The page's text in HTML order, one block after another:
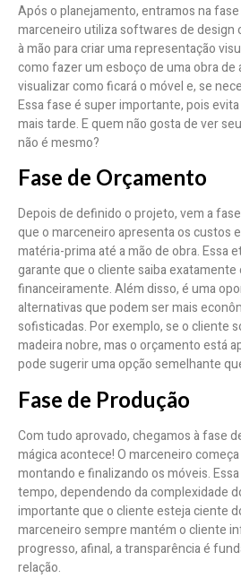
Após o planejamento, entramos na
marceneiro utiliza softwares de design
à mão para criar uma representação
como fazer um esboço de uma obra de
visualizar como ficará o móvel e, se
Essa fase é super importante, pois
mais tarde. E quem não gosta de ver
não é mesmo?
Fase de Orçamento
Depois de definido o projeto, vem a
que o marceneiro apresenta os custos
matéria-prima até a mão de obra. Essa
garante que o cliente saiba exatamente
financeiramente. Além disso, é uma
alternativas que podem ser mais
sofisticadas. Por exemplo, se o cliente
madeira nobre, mas o orçamento está
pode sugerir uma opção semelhante
Fase de Produção
Com tudo aprovado, chegamos à fase
mágica acontece! O marceneiro
montando e finalizando os móveis.
tempo, dependendo da complexidade
importante que o cliente esteja ciente
marceneiro sempre mantém o cliente
progresso, afinal, a transparência é
relação.